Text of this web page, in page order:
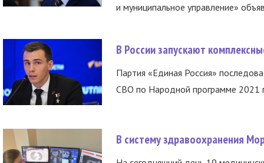
и муниципальное управление»
В России запускают
Партия «Единая Россия»
СВО по Народной программе 2021
В систему здравоохранения